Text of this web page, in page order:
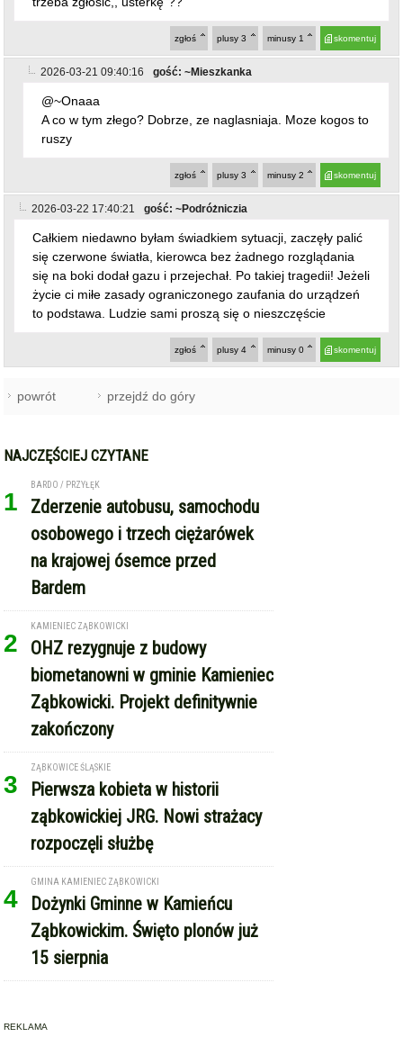
skomentuj
minusy 1
plusy 3
zgłoś
2026-03-21 09:40:16 gość: ~Mieszkanka
@~Onaaa
A co w tym złego? Dobrze, ze naglasniaja. Moze kogos to
ruszy
skomentuj
minusy 2
plusy 3
zgłoś
2026-03-22 17:40:21 gość: ~Podróżniczia
Całkiem niedawno byłam świadkiem sytuacji, zaczęły palić
się czerwone światła, kierowca bez żadnego rozglądania
się na boki dodał gazu i przejechał. Po takiej tragedii! Jeżeli
życie ci miłe zasady ograniczonego zaufania do urządzeń
to podstawa. Ludzie sami proszą się o nieszczęście
skomentuj
minusy 0
plusy 4
zgłoś
powrót przejdź do góry
NAJCZĘŚCIEJ CZYTANE
1
BARDO / PRZYŁĘK
Zderzenie autobusu, samochodu
osobowego i trzech ciężarówek
na krajowej ósemce przed
Bardem
2
KAMIENIEC ZĄBKOWICKI
OHZ rezygnuje z budowy
biometanowni w gminie Kamieniec
Ząbkowicki. Projekt definitywnie
zakończony
3
ZĄBKOWICE ŚLĄSKIE
Pierwsza kobieta w historii
ząbkowickiej JRG. Nowi strażacy
rozpoczęli służbę
4
GMINA KAMIENIEC ZĄBKOWICKI
Dożynki Gminne w Kamieńcu
Ząbkowickim. Święto plonów już
15 sierpnia
REKLAMA